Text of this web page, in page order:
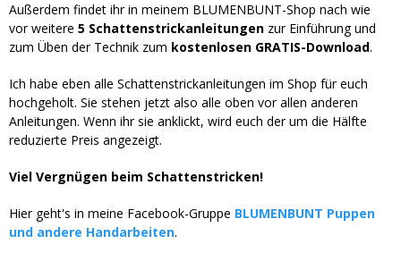
Außerdem findet ihr in meinem BLUMENBUNT-Shop nach wie
vor weitere 5 Schattenstrickanleitungen zur Einführung und
zum Üben der Technik zum kostenlosen GRATIS-Download.
Ich habe eben alle Schattenstrickanleitungen im Shop für euch
hochgeholt. Sie stehen jetzt also alle oben vor allen anderen
Anleitungen. Wenn ihr sie anklickt, wird euch der um die Hälfte
reduzierte Preis angezeigt.
Viel Vergnügen beim Schattenstricken!
Hier geht's in meine Facebook-Gruppe BLUMENBUNT Puppen
und andere Handarbeiten.